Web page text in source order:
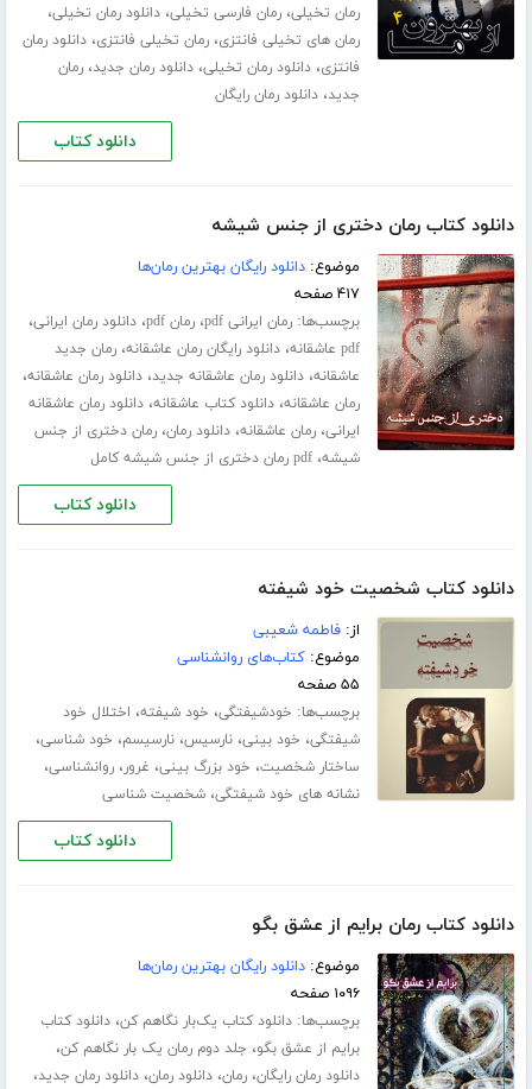
رمان تخیلی،رمان فارسی تخیلی،دانلود رمان تخیلی،
رمان های تخیلی فانتزی،رمان تخیلی فانتزی،دانلود رمان
فانتزی،دانلود رمان تخیلی،دانلود رمان جدید،رمان
جدید،دانلود رمان رایگان
دانلود کتاب
دانلود کتاب رمان دختری از جنس شیشه
موضوع:دانلود رایگان بهترین رمان‌ها
۴۱۷ صفحه
برچسب‌ها:رمان ایرانی pdf ،رمان pdf ،دانلود رمان ایرانی،
pdf عاشقانه ،دانلود رایگان رمان عاشقانه،رمان جدید
عاشقانه،دانلود رمان عاشقانه جدید،دانلود رمان عاشقانه،
رمان عاشقانه،دانلود کتاب عاشقانه،دانلود رمان عاشقانه
ایرانی،رمان عاشقانه،دانلود رمان،رمان دختری از جنس
شیشه،pdf رمان دختری از جنس شیشه کامل
دانلود کتاب
دانلود کتاب شخصیت خود شیفته
از:فاطمه شعیبی
موضوع:کتاب‌های روانشناسی
۵۵ صفحه
برچسب‌ها: خودشیفتگی، خود شیفته، اختلال خود
شیفتگی، خود بینی،نارسیس،نارسیسم، خود شناسی،
ساختار شخصیت، خود بزرگ بینی، غرور،روانشناسی،
نشانه های خود شیفتگی،شخصیت شناسی
دانلود کتاب
دانلود کتاب رمان برایم از عشق بگو
موضوع:دانلود رایگان بهترین رمان‌ها
۱۰۹۶ صفحه
برچسب‌ها:دانلود کتاب یک‌بار نگاهم کن،دانلود کتاب
برایم از عشق بگو، جلد دوم رمان یک بار نگاهم کن،
دانلود رمان رایگان،رمان،دانلود رمان،دانلود رمان جدید،